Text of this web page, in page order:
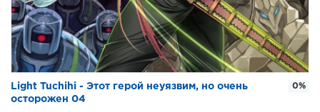
Light Tuchihi - Этот герой неуязвим, но очень
осторожен 04
0%